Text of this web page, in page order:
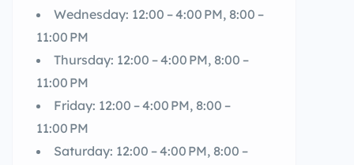
Wednesday: 12:00 – 4:00 PM, 8:00 –
11:00 PM
Thursday: 12:00 – 4:00 PM, 8:00 –
11:00 PM
Friday: 12:00 – 4:00 PM, 8:00 –
11:00 PM
Saturday: 12:00 – 4:00 PM, 8:00 –